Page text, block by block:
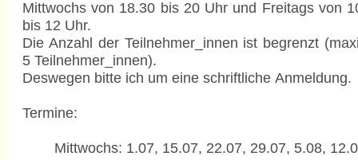
Mittwochs von 18.30 bis 20 Uhr und Freitags von
bis 12 Uhr.
Die Anzahl der Teilnehmer_innen ist begrenzt
5 Teilnehmer_innen).
Deswegen bitte ich um eine schriftliche Anmeldung.
Termine:
Mittwochs: 1.07, 15.07, 22.07, 29.07, 5.08,